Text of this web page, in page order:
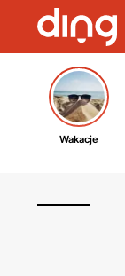
Wakacje